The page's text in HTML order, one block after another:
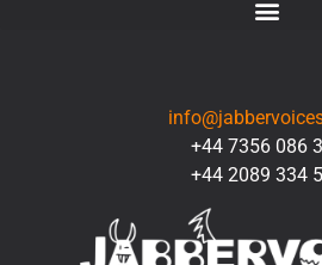
+44 7356 086
+44 2089 334